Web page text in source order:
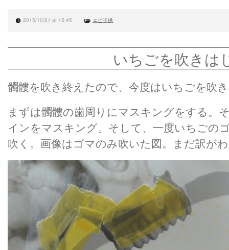
2015/10/21 at 15:45 エビ子供
いちごを吹きは
髑髏を吹き終えたので、今度はいちごを吹
まずは髑髏の歯周りにマスキングをする。
インをマスキング。そして、一度いちごの
吹く。画像はゴマのみ吹いた図。まだ訳が